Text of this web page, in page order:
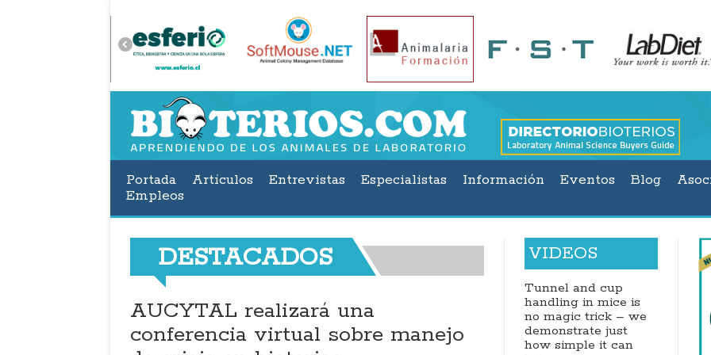
Portada Artículos Entrevistas Especialistas Información Eventos Blog
Empleos
DESTACADOS
AUCYTAL realizará una
conferencia virtual sobre manejo
FeSAHANCCCAL
conferencia sobre
VIDEOS
Tunnel and cup
handling in mice is
no magic trick – we
demonstrate just
how simple it can